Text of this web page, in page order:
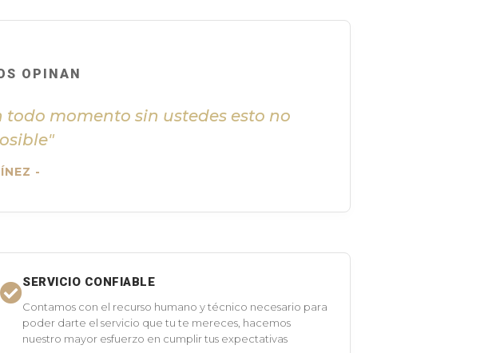
OPINAN
todo momento sin ustedes esto no
-
SERVICIO CONFIABLE
Contamos con el recurso humano y técnico necesario para
poder darte el servicio que tu te mereces, hacemos
nuestro mayor esfuerzo en cumplir tus expectativas